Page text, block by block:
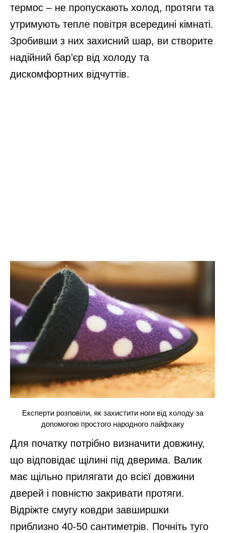
термос – не пропускають холод, протяги та
утримують тепле повітря всередині кімнаті.
Зробивши з них захисний шар, ви створите
надійний бар’єр від холоду та
дискомфортних відчуттів.
Експерти розповіли, як захистити ноги від холоду за
допомогою простого народного лайфхаку
Для початку потрібно визначити довжину,
що відповідає щілині під дверима. Валик
має щільно прилягати до всієї довжини
дверей і повністю закривати протяги.
Відріжте смугу ковдри завширшки
приблизно 40-50 сантиметрів. Почніть туго